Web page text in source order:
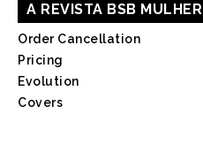
A REVISTA BSB MULHER
Order Cancellation
Pricing
Evolution
Covers